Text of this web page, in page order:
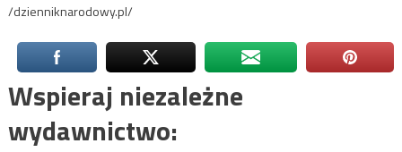
/dzienniknarodowy.pl/
Wspieraj niezależne
wydawnictwo: